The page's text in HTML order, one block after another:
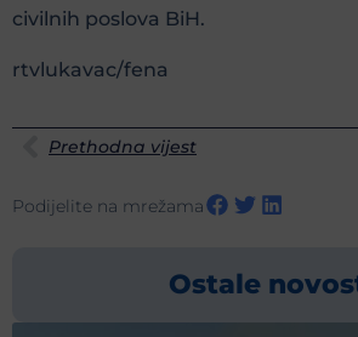
civilnih poslova BiH.
rtvlukavac/fena
Prethodna vijest
Podijelite na mrežama
Ostale